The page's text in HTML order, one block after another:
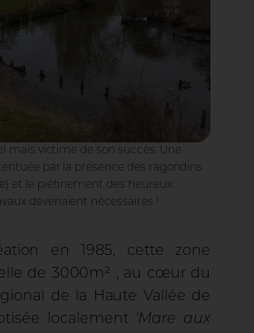
mais victime de son succès. Une
par la présence des ragondins
et le piétinement des heureux
devenaient nécessaires !
en 1985, cette zone
de 3000m² , au cœur du
de la Haute Vallée de
localement ‘Mare aux